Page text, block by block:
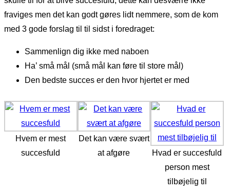
fraviges men det kan godt gøres lidt nemmere, som de kom
med 3 gode forslag til til sidst i foredraget:
Sammenlign dig ikke med naboen
Ha’ små mål (små mål kan føre til store mål)
Den bedste succes er den hvor hjertet er med
Hvem er mest
succesfuld
Det kan være svært
at afgøre
Hvad er succesfuld
person mest
tilbøjelig til